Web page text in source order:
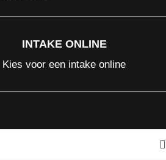
INTAKE ONLINE
Kies voor een intake online